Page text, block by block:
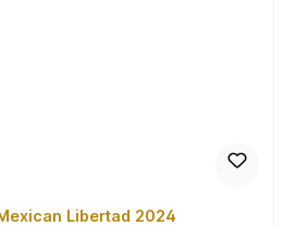
Libertad 2024